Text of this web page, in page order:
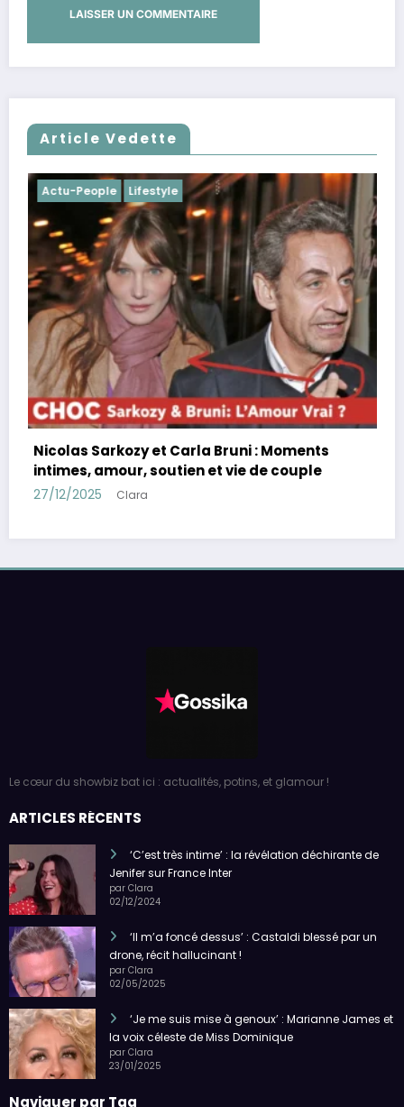
Article Vedette
Bruni : Moments
et vie de couple
Actu-People Lifestyle
Charles Leclerc et
fiançailles, demande
complice, F1
26/11/2025 Clara
ARTICLES RÉCENTS
‘C’est très intime’ : la révélation déchirante de
par Clara
02/12/2024
‘Il m’a foncé dessus’ : Castaldi blessé par un
par Clara
02/05/2025
‘Je me suis mise à genoux’ : Marianne James et
par Clara
23/01/2025
Naviguer par Tag
Brividi reprise duo romantique